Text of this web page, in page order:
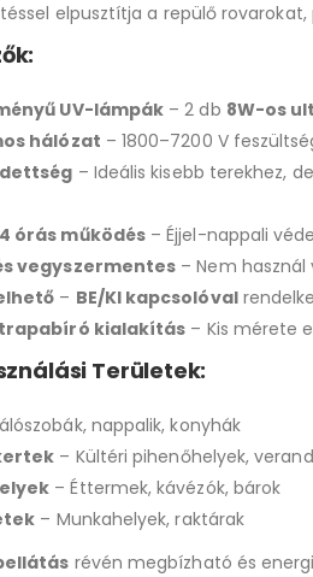
elpusztítja a repülő
UV-lámpák – 2 db 8W-os
hálózat – 1800–7200 V
– Ideális kisebb terekhez,
órás működés– Éjjel-nappali
vegyszermentes – Nem
– BE/KI kapcsolóval
kialakítás – Kis mérete
Területek:
nappalik, konyhák
– Kültéri pihenőhelyek,
– Éttermek, kávézók, bárok
– Munkahelyek, raktárak
révén megbízható és